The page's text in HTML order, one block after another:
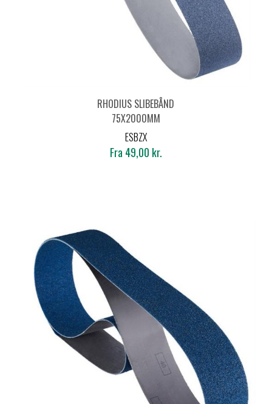
RHODIUS SLIBEBÅND
75X2000MM
ESBZX
Fra 49,00 kr.